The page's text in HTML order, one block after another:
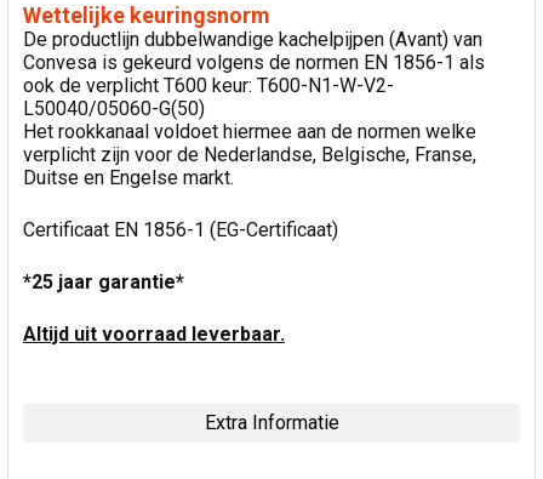
Wettelijke keuringsnorm
De productlijn dubbelwandige kachelpijpen (Avant) van
Convesa is gekeurd volgens de normen EN 1856-1 als
ook de verplicht T600 keur: T600-N1-W-V2-
L50040/05060-G(50)
Het rookkanaal voldoet hiermee aan de normen welke
verplicht zijn voor de Nederlandse, Belgische, Franse,
Duitse en Engelse markt.
Certificaat EN 1856-1 (EG-Certificaat)
*25 jaar garantie*
Altijd uit voorraad leverbaar.
Extra Informatie